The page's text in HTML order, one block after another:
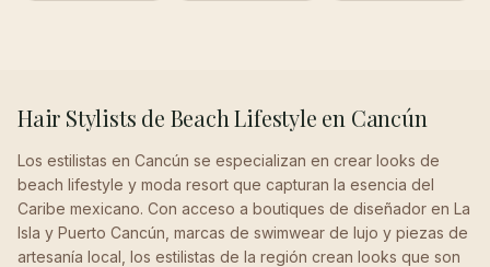
Hair Stylists de Beach Lifestyle en Cancún
Los estilistas en Cancún se especializan en crear looks de
beach lifestyle y moda resort que capturan la esencia del
Caribe mexicano. Con acceso a boutiques de diseñador en La
Isla y Puerto Cancún, marcas de swimwear de lujo y piezas de
artesanía local, los estilistas de la región crean looks que son